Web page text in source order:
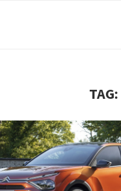
TAG: